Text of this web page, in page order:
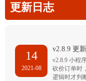
更新日志
14
2021-08
v2.8.9 更
v2.8.9 小程
砍价订单时
逻辑时才判